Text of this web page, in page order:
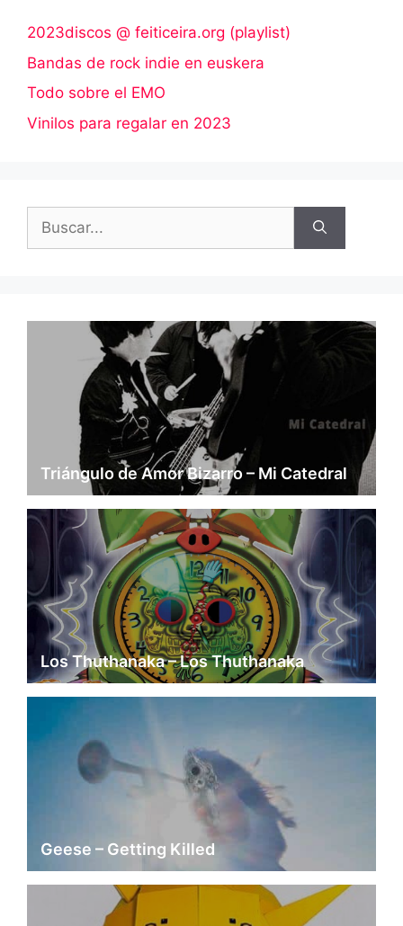
2023discos @ feiticeira.org (playlist)
Bandas de rock indie en euskera
Todo sobre el EMO
Vinilos para regalar en 2023
Triángulo de Amor Bizarro – Mi Catedral
Los Thuthanaka – Los Thuthanaka
Geese – Getting Killed